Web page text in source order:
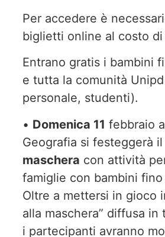
Per accedere è
biglietti online al costo
Entrano gratis i bambini
e tutta la comunità
personale, studenti).
• Domenica 11 febbraio
Geografia si festeggerà il
maschera con attività
famiglie con bambini fino
Oltre a mettersi in gioco
alla maschera” diffusa in
i partecipanti avranno